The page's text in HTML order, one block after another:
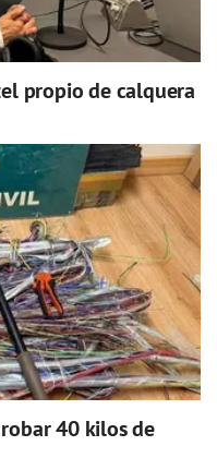
propio de calquera
40 kilos de